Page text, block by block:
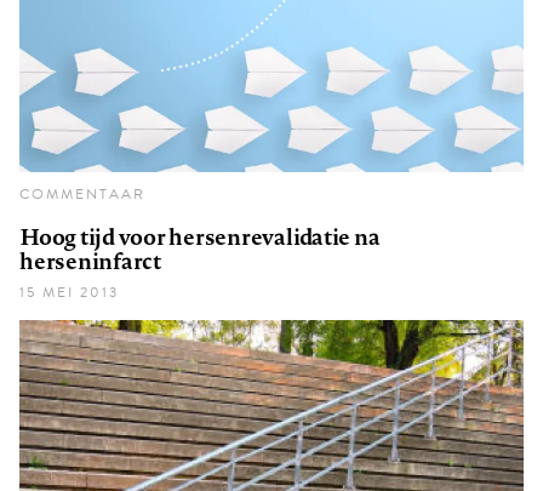
COMMENTAAR
Hoog tijd voor hersenrevalidatie na
herseninfarct
15 MEI 2013